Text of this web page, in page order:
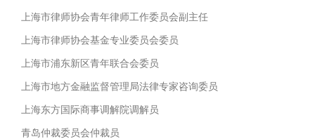
上海市律师协会青年律师工作委员会副主任
上海市律师协会基金专业委员会委员
上海市浦东新区青年联合会委员
上海市地方金融监督管理局法律专家咨询委员
上海东方国际商事调解院调解员
青岛仲裁委员会仲裁员